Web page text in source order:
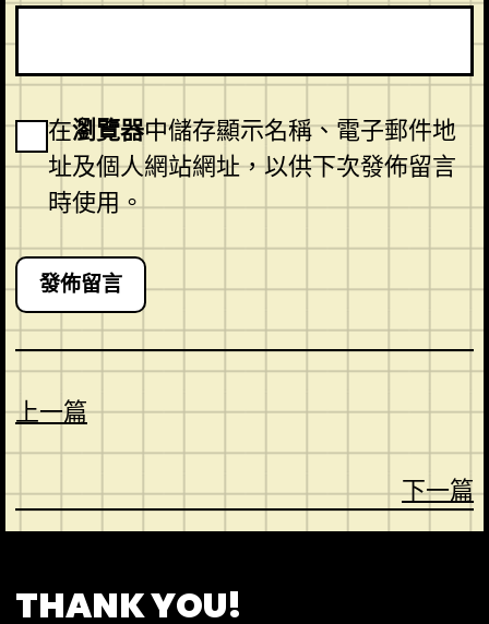
在瀏覽器中儲存顯示名稱、電子郵件地
址及個人網站網址，以供下次發佈留言
時使用。
上一篇
下一篇
THANK YOU!